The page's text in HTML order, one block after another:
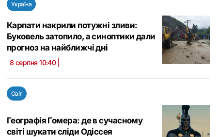
Україна
Карпати накрили потужні зливи:
Буковель затопило, а синоптики дали
прогноз на найближчі дні
8 серпня 10:40
Світ
Географія Гомера: де в сучасному
світі шукати сліди Одіссея